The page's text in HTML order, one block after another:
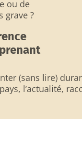
ou de
grave ?
(sans lire)
l’actualité,